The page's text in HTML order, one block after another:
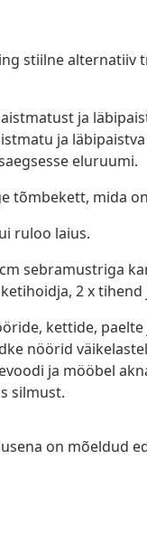
stiilne alternatiiv
ja
ja
eluruumi.
tõmbekett, mida
ruloo laius.
sebramustriga
2 x
kettide,
nöörid
ja mööbel
silmust.
on mõeldud